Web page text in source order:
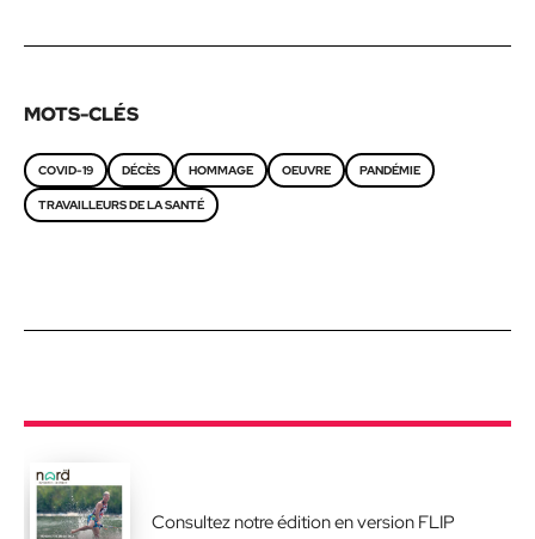
MOTS-CLÉS
COVID-19 DÉCÈS HOMMAGE OEUVRE PANDÉMIE
TRAVAILLEURS DE LA SANTÉ
Consultez notre édition en version FLIP